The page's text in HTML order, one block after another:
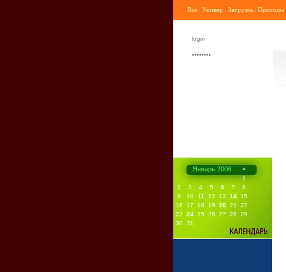
Всё | Универ | Загрузка | Преподы
Январь 2006
»
1
2
3 4 5 6 7
8
9
10 11 12 13 14
15
16
17 18 19 20 21
22
23
24 25 26 27 28
29
30 31